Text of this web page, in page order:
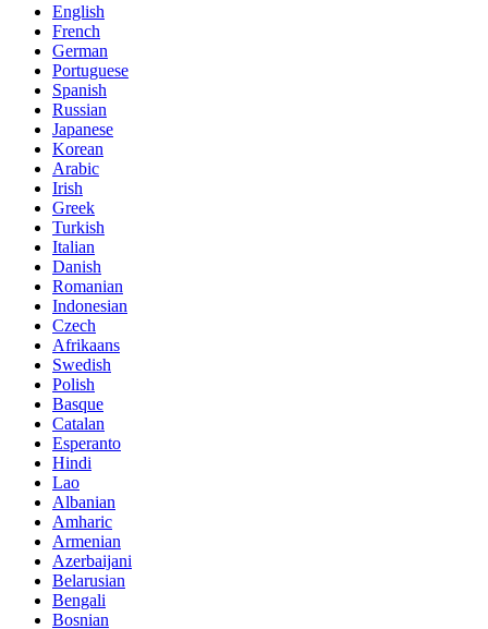
English
French
German
Portuguese
Spanish
Russian
Japanese
Korean
Arabic
Irish
Greek
Turkish
Italian
Danish
Romanian
Indonesian
Czech
Afrikaans
Swedish
Polish
Basque
Catalan
Esperanto
Hindi
Lao
Albanian
Amharic
Armenian
Azerbaijani
Belarusian
Bengali
Bosnian